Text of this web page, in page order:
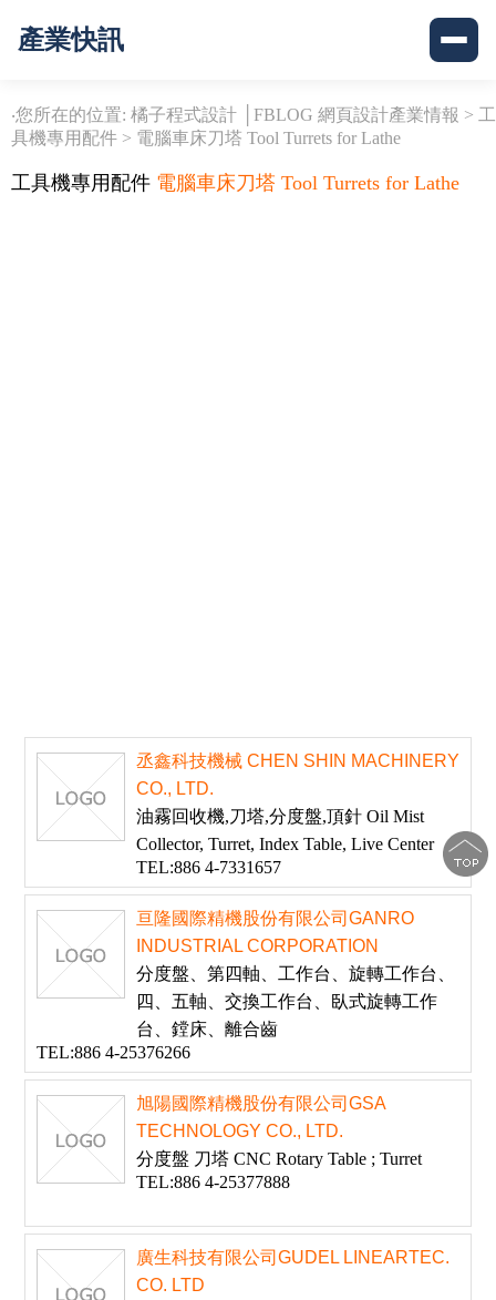
產業快訊
‧您所在的位置: 橘子程式設計 │FBLOG 網頁設計產業情報 > 工
具機專用配件 > 電腦車床刀塔 Tool Turrets for Lathe
工具機專用配件 電腦車床刀塔 Tool Turrets for Lathe
丞鑫科技機械 CHEN SHIN MACHINERY
CO., LTD.
油霧回收機,刀塔,分度盤,頂針 Oil Mist
Collector, Turret, Index Table, Live Center
TEL:886 4-7331657
亘隆國際精機股份有限公司GANRO
INDUSTRIAL CORPORATION
分度盤、第四軸、工作台、旋轉工作台、
四、五軸、交換工作台、臥式旋轉工作
台、鏜床、離合齒
TEL:886 4-25376266
旭陽國際精機股份有限公司GSA
TECHNOLOGY CO., LTD.
分度盤 刀塔 CNC Rotary Table ; Turret
TEL:886 4-25377888
廣生科技有限公司GUDEL LINEARTEC.
CO. LTD